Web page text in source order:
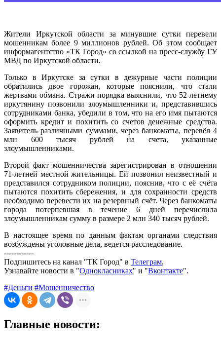
Жители Иркутской области за минувшие сутки перевели
мошенникам более 9 миллионов рублей. Об этом сообщает
информагентство «ТК Город» со ссылкой на пресс-службу ГУ
МВД по Иркутской области.
Только в Иркутске за сутки в дежурные части полиции
обратились двое горожан, которые пояснили, что стали
жертвами обмана. Стражи порядка выяснили, что 52-летнему
иркутянину позвонили злоумышленники и, представившись
сотрудниками банка, убедили в том, что на его имя пытаются
оформить кредит и похитить со счетов денежные средства.
Заявитель различными суммами, через банкоматы, перевёл 4
млн 600 тысяч рублей на счета, указанные
злоумышленниками.
Второй факт мошенничества зарегистрирован в отношении
71-летней местной жительницы. Ей позвонил неизвестный и
представился сотрудником полиции, пояснив, что с её счёта
пытаются похитить сбережения, и для сохранности средств
необходимо перевести их на резервный счёт. Через банкоматы
города потерпевшая в течение 6 дней перечислила
злоумышленникам сумму в размере 2 млн 340 тысяч рублей.
В настоящее время по данным фактам органами следствия
возбуждены уголовные дела, ведется расследование.
------------
Подпишитесь на канал "ТК Город" в Телеграм,
Узнавайте новости в "Однокласниках" и "Вконтакте".
#Деньги #Мошенничество
Главные новости: